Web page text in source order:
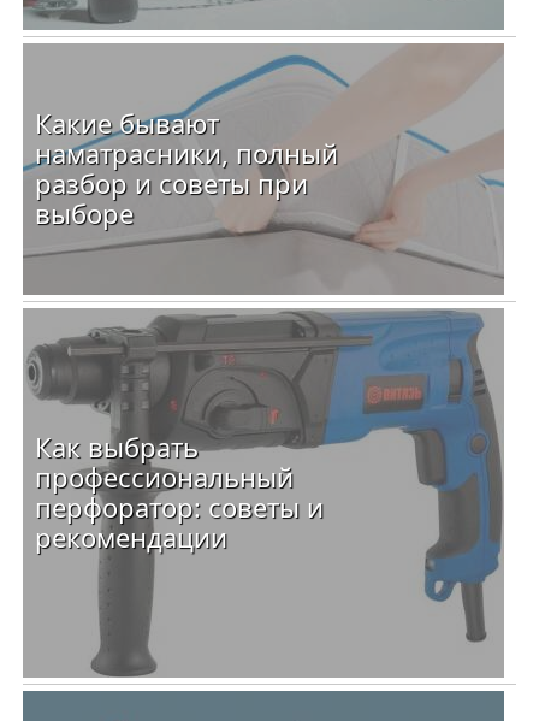
Какие бывают
наматрасники, полный
разбор и советы при
выборе
Как выбрать
профессиональный
перфоратор: советы и
рекомендации